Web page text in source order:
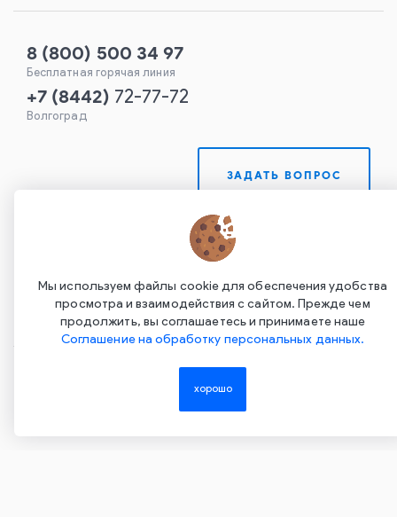
8 (800) 500 34 97
Бесплатная горячая линия
+7 (8442) 72-77-72
Волгоград
ЗАДАТЬ ВОПРОС
Copyright ©2015-2026. Завод Econex. Производство
светотехнического оборудования. При использовании
Мы используем файлы cookie для обеспечения удобства
просмотра и взаимодействия с сайтом. Прежде чем
продолжить, вы соглашаетесь и принимаете наше
Соглашение на обработку персональных данных.
хорошо